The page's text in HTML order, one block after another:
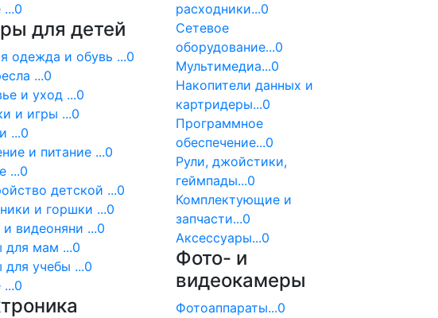
...0
для детей
одежда и обувь ...0
...0
и уход ...0
и игры ...0
...0
и питание ...0
...0
детской ...0
и горшки ...0
видеоняни ...0
для мам ...0
для учебы ...0
...0
расходники...0
Сетевое
оборудование...0
Мультимедиа...0
Накопители данных и
картридеры...0
Программное
обеспечение...0
Рули, джойстики,
геймпады...0
Комплектующие и
запчасти...0
Аксессуары...0
Фото- и
видеокамеры
Фотоаппараты...0